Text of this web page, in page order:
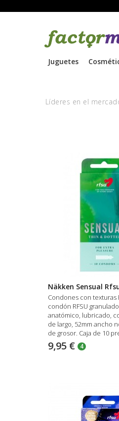
Juguetes
Líderes en el
Näkken Sensual
Condones con texturas
condón RFSU
anatómico, lubricado,
de largo, 52mm ancho
de grosor. Caja de 10
9,95 € 4